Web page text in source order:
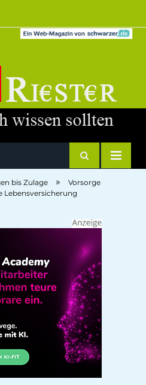
bis Zulage »
Vorsorge
Lebensversicherung